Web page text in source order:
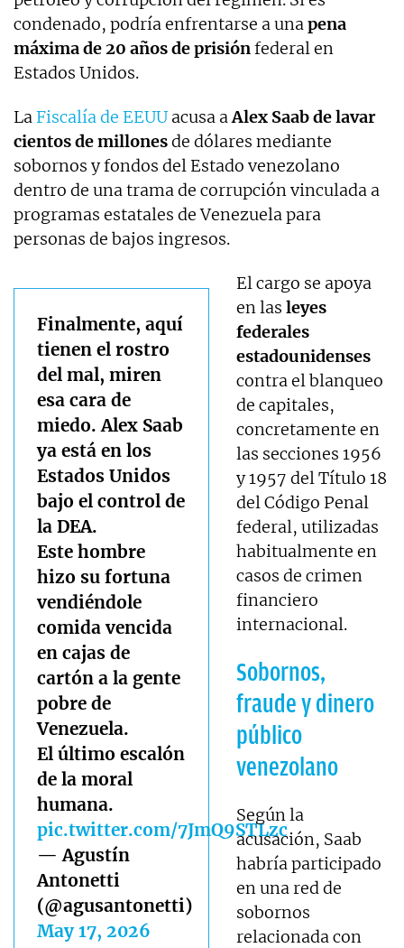
condenado, podría enfrentarse a unapena
máxima de 20 años de prisiónfederal en
Estados Unidos.
LaFiscalía de EEUU acusa aAlex Saab de lavar
cientos de millonesde dólares mediante
sobornos y fondos del Estado venezolano
dentro de una trama de corrupción vinculada a
programas estatales de Venezuela para
personas de bajos ingresos.
Finalmente, aquí
tienen el rostro
del mal, miren
esa cara de
miedo. Alex Saab
ya está en los
Estados Unidos
bajo el control de
la DEA.
Este hombre
hizo su fortuna
vendiéndole
comida vencida
en cajas de
cartón a la gente
pobre de
Venezuela.
El último escalón
de la moral
humana.
pic.twitter.com/7JmQ9STLzc
— Agustín
Antonetti
(@agusantonetti)
May 17, 2026
El cargo se apoya
en las leyes
federales
estadounidenses
contra el blanqueo
de capitales,
concretamente en
las secciones 1956
y 1957 del Título 18
del Código Penal
federal, utilizadas
habitualmente en
casos de crimen
financiero
internacional.
Sobornos,
fraude y dinero
público
venezolano
Según la
acusación, Saab
habría participado
en una red de
sobornos
relacionada con